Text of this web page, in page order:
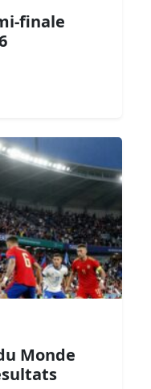
finale
Monde